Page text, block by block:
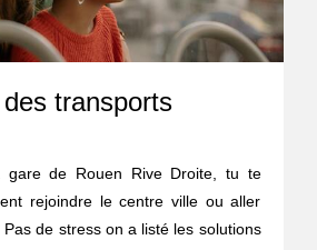
transports
de Rouen Rive Droite, tu te
rejoindre le centre ville ou aller
de stress on a listé les solutions